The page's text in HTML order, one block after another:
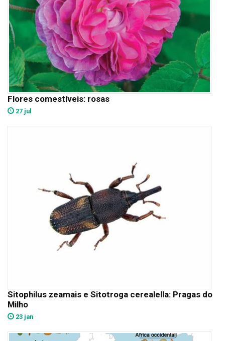
Flores comestíveis: rosas
27 jul
Sitophilus zeamais e Sitotroga cerealella: Pragas do
Milho
23 jan